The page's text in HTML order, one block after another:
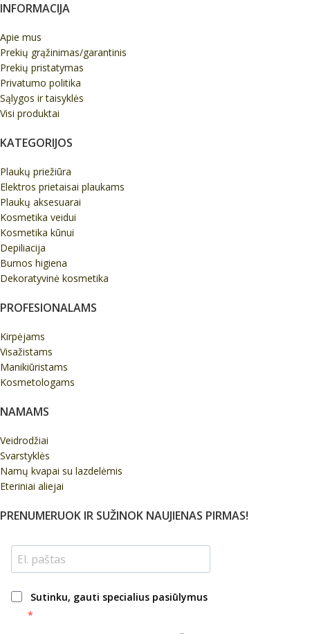
INFORMACIJA
Apie mus
Prekių grąžinimas/garantinis
Prekių pristatymas
Privatumo politika
Sąlygos ir taisyklės
Visi produktai
KATEGORIJOS
Plaukų priežiūra
Elektros prietaisai plaukams
Plaukų aksesuarai
Kosmetika veidui
Kosmetika kūnui
Depiliacija
Burnos higiena
Dekoratyvinė kosmetika
PROFESIONALAMS
Kirpėjams
Visažistams
Manikiūristams
Kosmetologams
NAMAMS
Veidrodžiai
Svarstyklės
Namų kvapai su lazdelėmis
Eteriniai aliejai
PRENUMERUOK IR SUŽINOK NAUJIENAS PIRMAS!
Sutinku, gauti specialius pasiūlymus